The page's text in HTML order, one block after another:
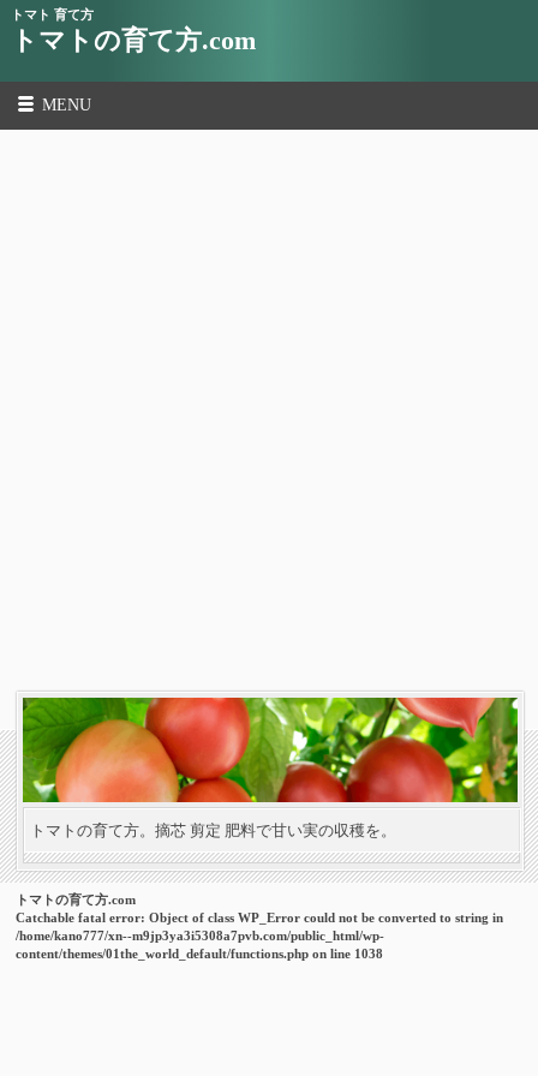
トマト 育て方
トマトの育て方.com
MENU
トマトの育て方。摘芯 剪定 肥料で甘い実の収穫を。
トマトの育て方.com
Catchable fatal error: Object of class WP_Error could not be converted to string in
/home/kano777/xn--m9jp3ya3i5308a7pvb.com/public_html/wp-
content/themes/01the_world_default/functions.php on line 1038